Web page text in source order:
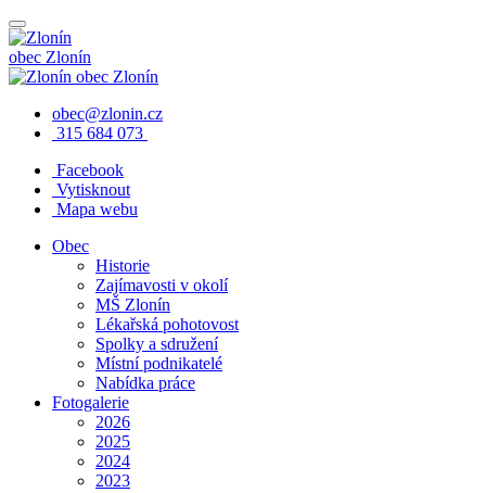
obec Zlonín
obec Zlonín
obec@zlonin.cz
315 684 073
Facebook
Vytisknout
Mapa webu
Obec
Historie
Zajímavosti v okolí
MŠ Zlonín
Lékařská pohotovost
Spolky a sdružení
Místní podnikatelé
Nabídka práce
Fotogalerie
2026
2025
2024
2023